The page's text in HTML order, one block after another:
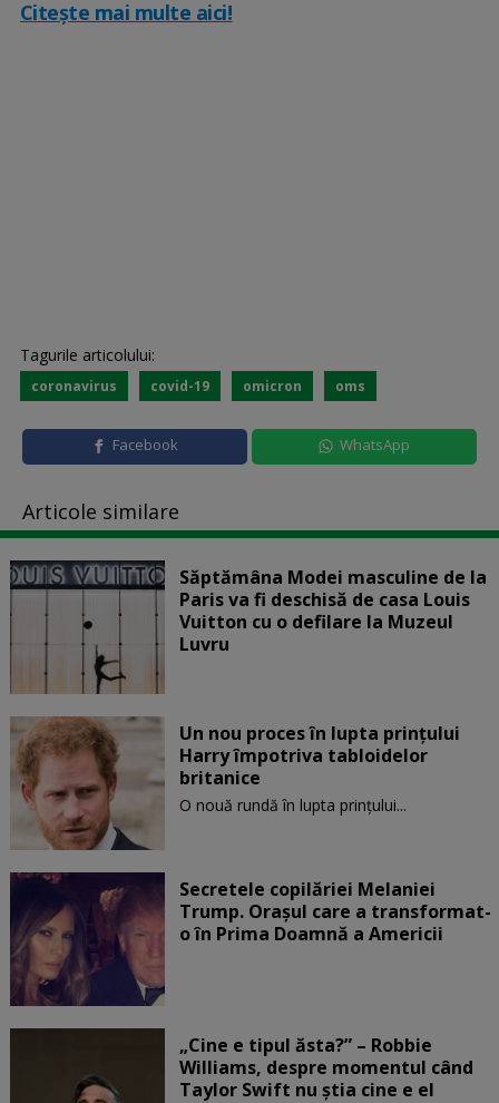
Citește mai multe aici!
Tagurile articolului:
coronavirus covid-19 omicron oms
Facebook WhatsApp
Articole similare
Săptămâna Modei masculine de la
Paris va fi deschisă de casa Louis
Vuitton cu o defilare la Muzeul
Luvru
Un nou proces în lupta prinţului
Harry împotriva tabloidelor
britanice
O nouă rundă în lupta prinţului...
Secretele copilăriei Melaniei
Trump. Orașul care a transformat-
o în Prima Doamnă a Americii
„Cine e tipul ăsta?” – Robbie
Williams, despre momentul când
Taylor Swift nu știa cine e el